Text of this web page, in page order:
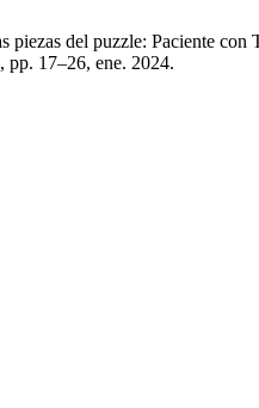
piezas del puzzle: Paciente
pp. 17–26, ene. 2024.